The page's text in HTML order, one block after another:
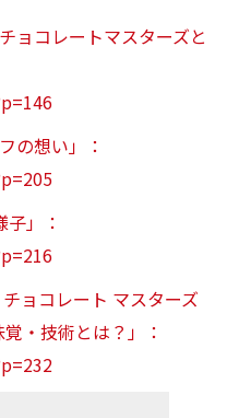
ョコレートマスターズと
の想い」：
」：
ョコレート マスターズ
・技術とは？」：